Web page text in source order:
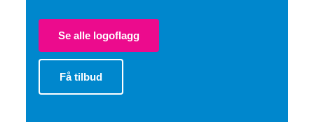
Se alle logoflagg
Få tilbud